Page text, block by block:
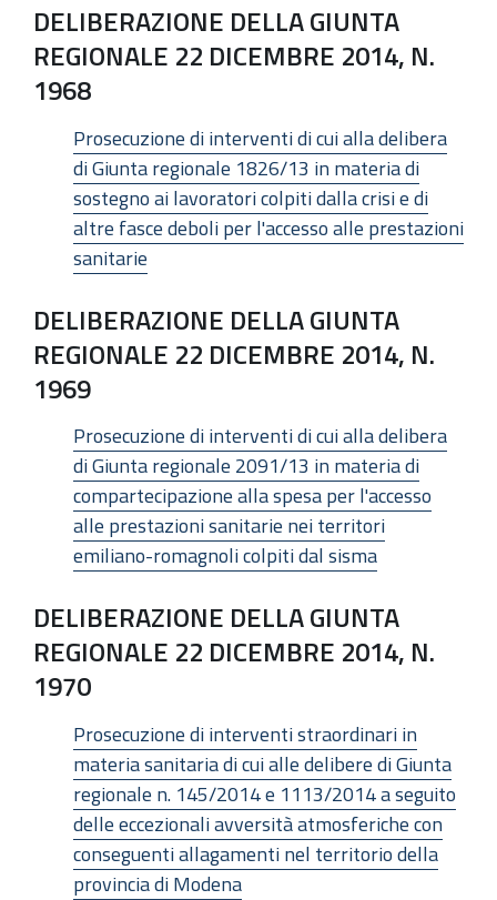
DELIBERAZIONE DELLA GIUNTA
REGIONALE 22 DICEMBRE 2014, N.
1968
Prosecuzione di interventi di cui alla delibera
di Giunta regionale 1826/13 in materia di
sostegno ai lavoratori colpiti dalla crisi e di
altre fasce deboli per l'accesso alle prestazioni
sanitarie
DELIBERAZIONE DELLA GIUNTA
REGIONALE 22 DICEMBRE 2014, N.
1969
Prosecuzione di interventi di cui alla delibera
di Giunta regionale 2091/13 in materia di
compartecipazione alla spesa per l'accesso
alle prestazioni sanitarie nei territori
emiliano-romagnoli colpiti dal sisma
DELIBERAZIONE DELLA GIUNTA
REGIONALE 22 DICEMBRE 2014, N.
1970
Prosecuzione di interventi straordinari in
materia sanitaria di cui alle delibere di Giunta
regionale n. 145/2014 e 1113/2014 a seguito
delle eccezionali avversità atmosferiche con
conseguenti allagamenti nel territorio della
provincia di Modena